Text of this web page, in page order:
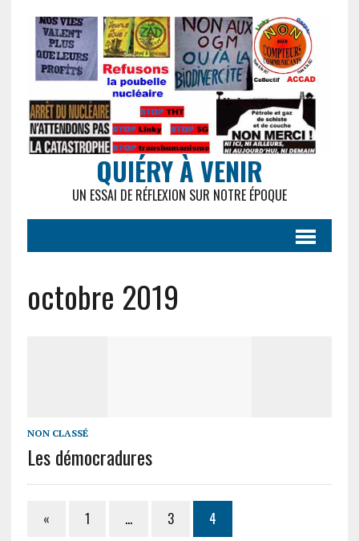
QUIÉRY À VENIR
UN ESSAI DE RÉFLEXION SUR NOTRE ÉPOQUE
octobre 2019
NON CLASSÉ
Les démocradures
« 1 … 3 4